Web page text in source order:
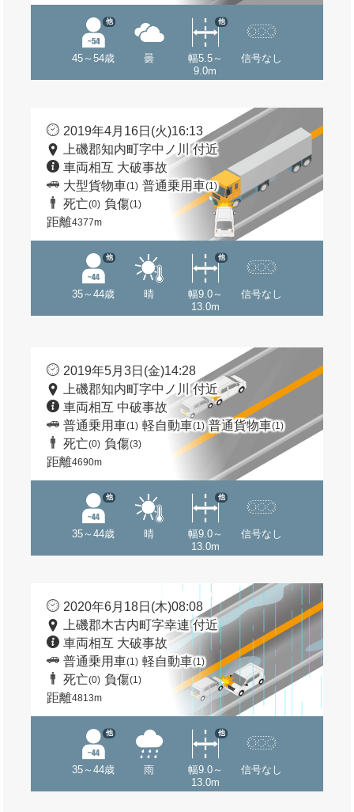
45～54歳
他
曇
幅5.5～
9.0m
他
信号なし
2019年4月16日(火)16:13
上磯郡知内町字中ノ川 付近
車両相互 大破事故
大型貨物車(1) 普通乗用車(1)
死亡(0) 負傷(1)
距離4377m
35～44歳
他
晴
幅9.0～
13.0m
他
信号なし
2019年5月3日(金)14:28
上磯郡知内町字中ノ川 付近
車両相互 中破事故
普通乗用車(1) 軽自動車(1) 普通貨物車(1)
死亡(0) 負傷(3)
距離4690m
35～44歳
他
晴
幅9.0～
13.0m
他
信号なし
2020年6月18日(木)08:08
上磯郡木古内町字幸連 付近
車両相互 大破事故
普通乗用車(1) 軽自動車(1)
死亡(0) 負傷(1)
距離4813m
35～44歳
他
雨
幅9.0～
13.0m
他
信号なし